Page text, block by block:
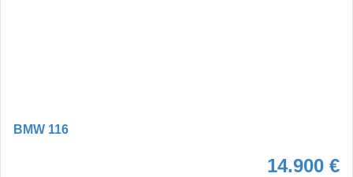
BMW 116
14.900 €